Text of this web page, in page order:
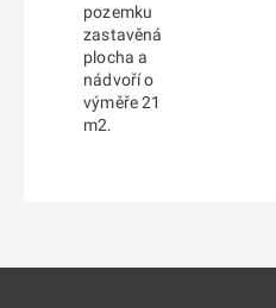
pozemku
zastavěná
plocha a
nádvoří o
výměře 21
m2.